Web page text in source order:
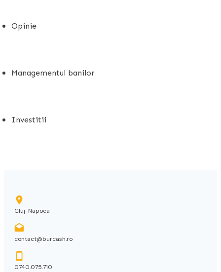
Opinie
Managementul banilor
Investitii
Cluj-Napoca
contact@burcash.ro
0740.075.710